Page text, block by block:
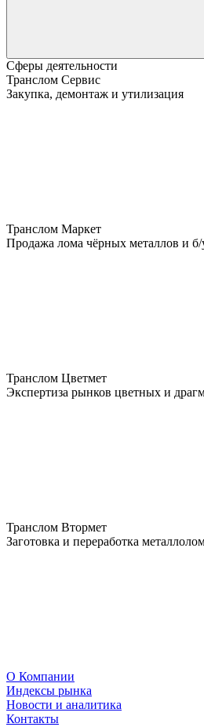
Сферы деятельности
Транслом Сервис
Закупка, демонтаж и утилизация
Транслом Маркет
Продажа лома чёрных металлов и б/
Транслом Цветмет
Экспертиза рынков цветных и
Транслом Втормет
Заготовка и переработка
О Компании
Индексы рынка
Новости и аналитика
Контакты